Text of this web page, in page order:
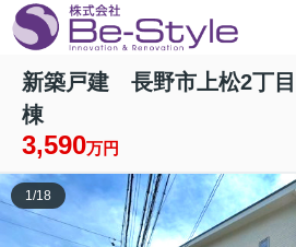
新築戸建 長野市上松2丁
棟
3,590万円
1/18